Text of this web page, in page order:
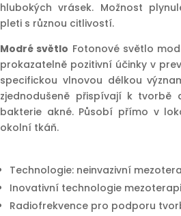
hlubokých vrásek. Možnost
pleti s různou citlivostí.
Modré světlo Fotonové světlo
prokazatelně pozitivní účinky v
specifickou vlnovou délkou
zjednodušeně přispívají k
bakterie akné. Působí přímo v
okolní tkáň.
Technologie: neinvazivní
Inovativní technologie
Radiofrekvence pro podporu